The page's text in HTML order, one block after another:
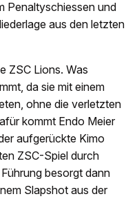
Penaltyschiessen und
aus den letzten
ZSC Lions. Was
da sie mit einem
ohne die verletzten
kommt Endo Meier
aufgerückte Kimo
ZSC-Spiel durch
besorgt dann
Slapshot aus der